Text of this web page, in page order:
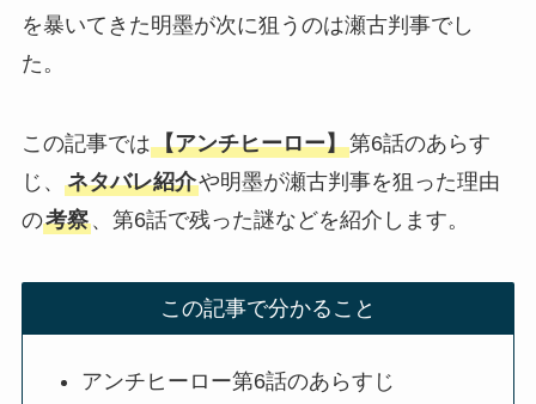
を暴いてきた明墨が次に狙うのは瀬古判事でし
た。
この記事では【アンチヒーロー】第6話のあらす
じ、 ネタバレ紹介や明墨が瀬古判事を狙った理由
の考察、第6話で残った謎などを紹介します。
この記事で分かること
アンチヒーロー第6話のあらすじ